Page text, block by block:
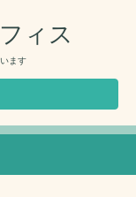
ィス
ます